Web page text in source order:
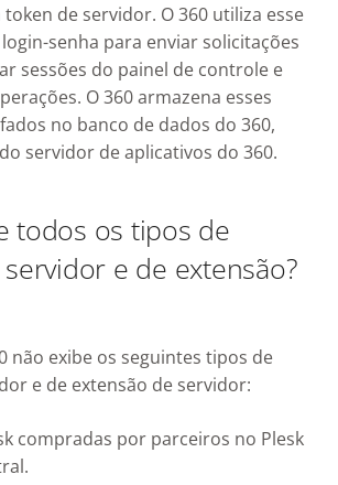
de servidor. O 360 utiliza esse
senha para enviar solicitações
sessões do painel de controle e
O 360 armazena esses
no banco de dados do 360,
servidor de aplicativos do 360.
todos os tipos de
e de extensão?
não exibe os seguintes tipos de
e de extensão de servidor:
compradas por parceiros no Plesk